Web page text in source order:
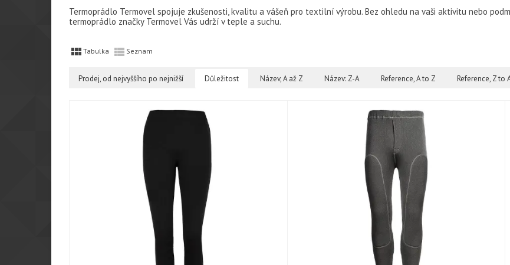
Termoprádlo Termovel spojuje zkušenosti, kvalitu a vášeň pro textilní výrobu. Bez ohledu na vaši aktivitu nebo
termoprádlo značky Termovel Vás udrží v teple a suchu.
 Tabulka  Seznam
Prodej, od nejvyššího po nejnižší Důležitost Název, A až Z Název: Z-A Reference, A to Z Reference, Z to